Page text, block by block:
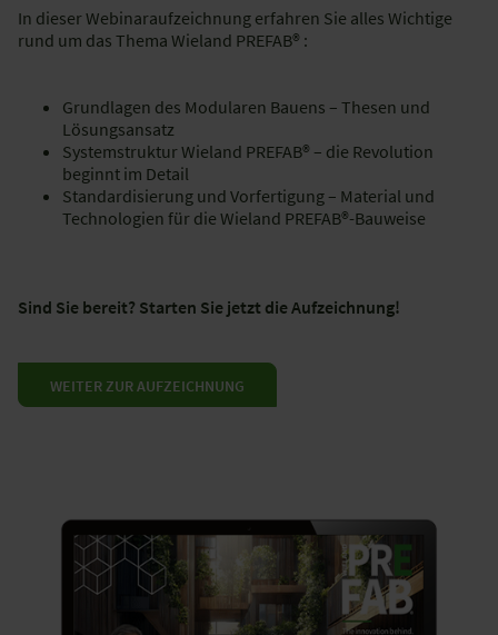
In dieser Webinaraufzeichnung erfahren Sie alles Wichtige
rund um das Thema Wieland PREFAB® :
Grundlagen des Modularen Bauens – Thesen und
Lösungsansatz
Systemstruktur Wieland PREFAB® – die Revolution
beginnt im Detail
Standardisierung und Vorfertigung – Material und
Technologien für die Wieland PREFAB®-Bauweise
Sind Sie bereit? Starten Sie jetzt die Aufzeichnung!
WEITER ZUR AUFZEICHNUNG